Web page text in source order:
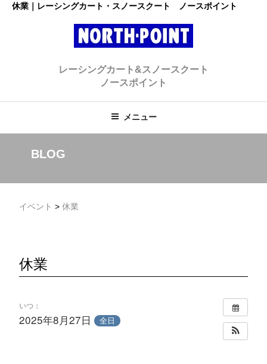
休業｜レーシングカート・スノースクート ノースポイント
ト ノースポイント
レーシングカート&スノースクート
ノースポイント
メニュー
BLOG
イベント > 休業
休業
いつ：
2025年8月27日 全日